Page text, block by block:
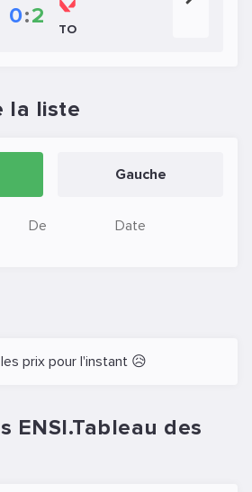
0:2 TO
la liste
Gauche
De Date
prix pour l'instant 😥
ENSI.Tableau des